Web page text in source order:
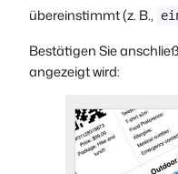
übereinstimmt (z. B.,
Bestätigen Sie
angezeigt wird: